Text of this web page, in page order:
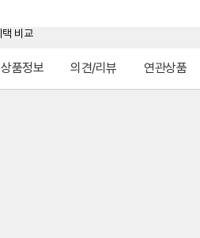
상품정보 의견/리뷰 연관상품